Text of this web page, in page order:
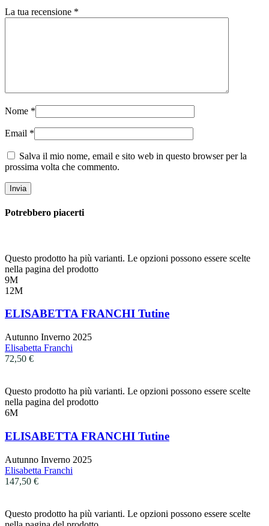
La tua recensione *
Nome *
Email *
Salva il mio nome, email e sito web in questo browser per la
prossima volta che commento.
Potrebbero piacerti
Questo prodotto ha più varianti. Le opzioni possono essere scelte
nella pagina del prodotto
9M
12M
ELISABETTA FRANCHI Tutine
Autunno Inverno 2025
Elisabetta Franchi
72,50 €
Questo prodotto ha più varianti. Le opzioni possono essere scelte
nella pagina del prodotto
6M
ELISABETTA FRANCHI Tutine
Autunno Inverno 2025
Elisabetta Franchi
147,50 €
Questo prodotto ha più varianti. Le opzioni possono essere scelte